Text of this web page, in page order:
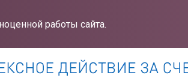
работы сайта.